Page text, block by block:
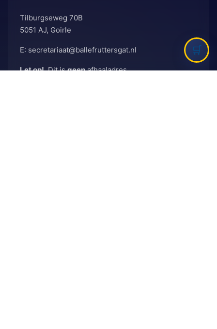
Tilburgseweg 70B
5051 AJ, Goirle
E: secretariaat@ballefruttersgat.nl
Let op!Dit isgeenafhaaladres.